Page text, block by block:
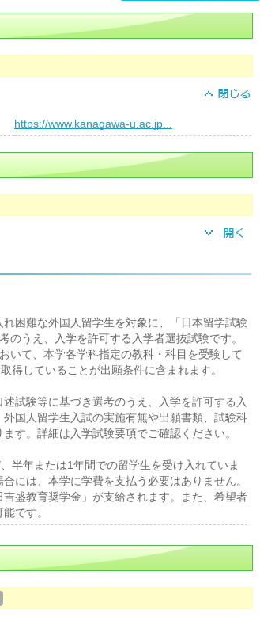
https://www.kanagawa-u.ac.jp...
困難な外国人留学生を対象に、「日本留学試験
のうえ、入学を許可する入学者選抜試験です。
いて、本学各学科指定の教科・科目を受験して
得していることが出願条件に含まれます。
試験等に基づき選考のうえ、入学を許可する入
国人留学生入試の実施有無や出願書類、試験科
す。詳細は入学試験要項でご確認ください。
半年または1年間での留学生を受け入れていま
には、本学に学費を支払う必要はありません。
盛教育奨学金」が支給されます。また、希望者
です。